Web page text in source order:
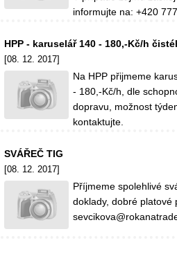
informujte na: +420
HPP - karuselář 140 - 180,-Kč/h
[08. 12. 2017]
Na HPP přijmeme
- 180,-Kč/h, dle
dopravu, možnost
kontaktujte.
SVÁŘEČ TIG
[08. 12. 2017]
Příjmeme spolehlivé
doklady, dobré platové